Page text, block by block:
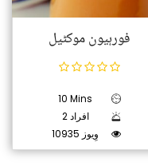
فورہیون موکٹیل
10 Mins
2 افراد
10935 وِیوز